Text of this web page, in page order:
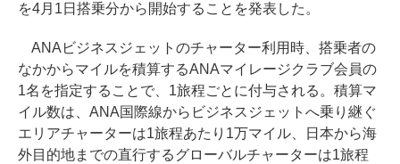
を4月1日搭乗分から開始することを発表した。
ANAビジネスジェットのチャーター利用時、搭乗者の
なかからマイルを積算するANAマイレージクラブ会員の
1名を指定することで、1旅程ごとに付与される。積算マ
イル数は、ANA国際線からビジネスジェットへ乗り継ぐ
エリアチャーターは1旅程あたり1万マイル、日本から海
外目的地までの直行するグローバルチャーターは1旅程